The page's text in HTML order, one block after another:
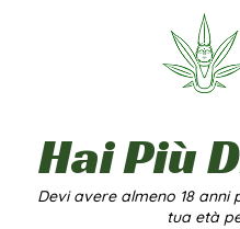
Hai Più
Devi avere almeno 18
tua età